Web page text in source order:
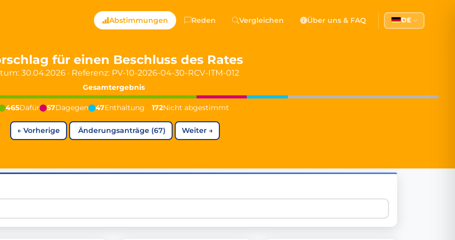
Directly Shaping Democracy
political party in Germany dedicated to digital democracy, government transparency, and citizen
since 2024
youngest mayor at 19 years old
Abstimmungen Reden Vergleichen Über uns & FAQ DE
für einen Beschluss des Rates
30.04.2026 · Referenz: PV-10-2026-04-30-RCV-ITM-012
Gesamtergebnis
465Dafür 57Dagegen 47Enthaltung 172Nicht abgestimmt
← Vorherige Änderungsanträge (67) Weiter→